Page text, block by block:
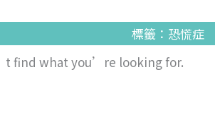
標籤：恐慌症
find what you’re looking for.